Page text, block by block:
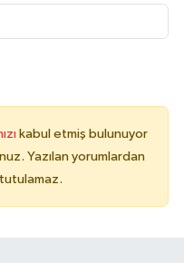
kabul etmiş bulunuyor
Yazılan yorumlardan